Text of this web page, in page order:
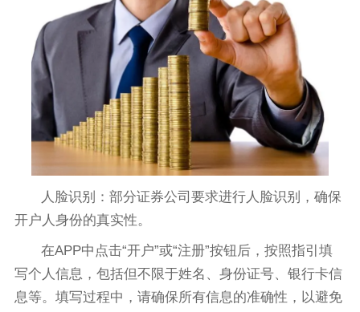
人脸识别：部分证券公司要求进行人脸识别，确保
开户人身份的真实性。
在APP中点击“开户”或“注册”按钮后，按照指引填
写个人信息，包括但不限于姓名、身份证号、银行卡信
息等。填写过程中，请确保所有信息的准确性，以避免